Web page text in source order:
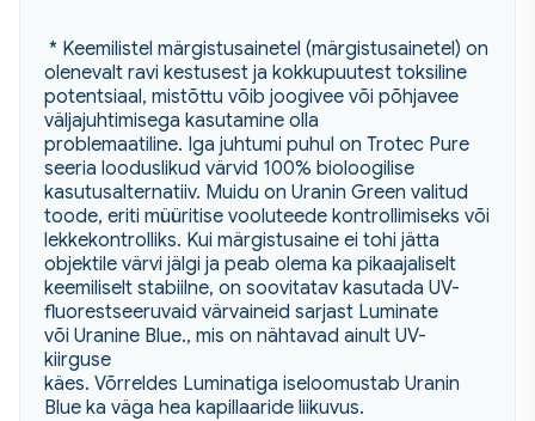
* Keemilistel märgistusainetel (märgistusainetel) on
olenevalt ravi kestusest ja kokkupuutest toksiline
potentsiaal, mistõttu võib joogivee või põhjavee
väljajuhtimisega kasutamine olla
problemaatiline. Iga juhtumi puhul on Trotec Pure
seeria looduslikud värvid 100% bioloogilise
kasutusalternatiiv. Muidu on Uranin Green valitud
toode, eriti müüritise vooluteede kontrollimiseks või
lekkekontrolliks. Kui märgistusaine ei tohi jätta
objektile värvi jälgi ja peab olema ka pikaajaliselt
keemiliselt stabiilne, on soovitatav kasutada UV-
fluorestseeruvaid värvaineid sarjast Luminate
või Uranine Blue., mis on nähtavad ainult UV-
kiirguse
käes. Võrreldes Luminatiga iseloomustab Uranin
Blue ka väga hea kapillaaride liikuvus.